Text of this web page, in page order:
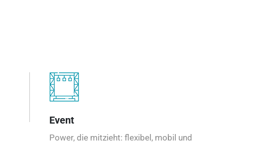
Event
Power, die mitzieht: flexibel, mobil und